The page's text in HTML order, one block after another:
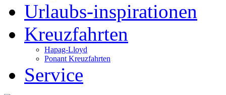
Urlaubs-inspirationen
Kreuzfahrten
Hapag-Lloyd
Ponant Kreuzfahrten
Service